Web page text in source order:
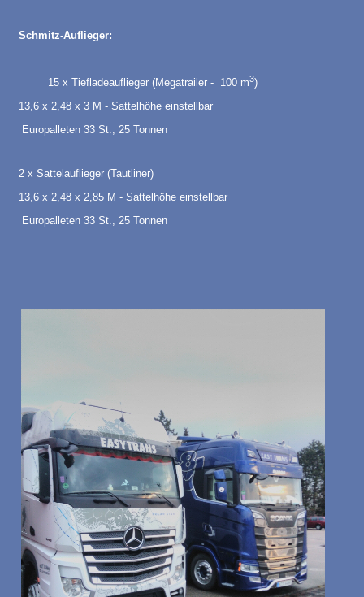
Schmitz-Auflieger:
15 x Tiefladeauflieger (Megatrailer - 100 m3)
13,6 x 2,48 x 3 M - Sattelhöhe einstellbar
Europalleten 33 St., 25 Tonnen
2 x Sattelauflieger (Tautliner)
13,6 x 2,48 x 2,85 M - Sattelhöhe einstellbar
Europalleten 33 St., 25 Tonnen